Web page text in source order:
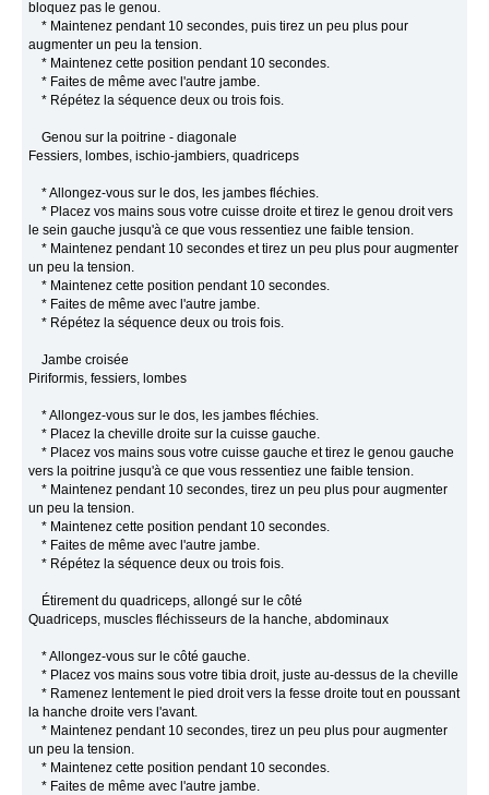
bloquez pas le genou.
* Maintenez pendant 10 secondes, puis tirez un peu plus pour
augmenter un peu la tension.
* Maintenez cette position pendant 10 secondes.
* Faites de même avec l'autre jambe.
* Répétez la séquence deux ou trois fois.
Genou sur la poitrine - diagonale
Fessiers, lombes, ischio-jambiers, quadriceps
* Allongez-vous sur le dos, les jambes fléchies.
* Placez vos mains sous votre cuisse droite et tirez le genou droit vers
le sein gauche jusqu'à ce que vous ressentiez une faible tension.
* Maintenez pendant 10 secondes et tirez un peu plus pour augmenter
un peu la tension.
* Maintenez cette position pendant 10 secondes.
* Faites de même avec l'autre jambe.
* Répétez la séquence deux ou trois fois.
Jambe croisée
Piriformis, fessiers, lombes
* Allongez-vous sur le dos, les jambes fléchies.
* Placez la cheville droite sur la cuisse gauche.
* Placez vos mains sous votre cuisse gauche et tirez le genou gauche
vers la poitrine jusqu'à ce que vous ressentiez une faible tension.
* Maintenez pendant 10 secondes, tirez un peu plus pour augmenter
un peu la tension.
* Maintenez cette position pendant 10 secondes.
* Faites de même avec l'autre jambe.
* Répétez la séquence deux ou trois fois.
Étirement du quadriceps, allongé sur le côté
Quadriceps, muscles fléchisseurs de la hanche, abdominaux
* Allongez-vous sur le côté gauche.
* Placez vos mains sous votre tibia droit, juste au-dessus de la cheville
* Ramenez lentement le pied droit vers la fesse droite tout en poussant
la hanche droite vers l'avant.
* Maintenez pendant 10 secondes, tirez un peu plus pour augmenter
un peu la tension.
* Maintenez cette position pendant 10 secondes.
* Faites de même avec l'autre jambe.